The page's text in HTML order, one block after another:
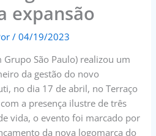
expansão
/04/19/2023
Grupo São Paulo) realizou um
da gestão do novo
no dia 17 de abril, no Terraço
a presença ilustre de três
vida, o evento foi marcado por
da nova logomarca do